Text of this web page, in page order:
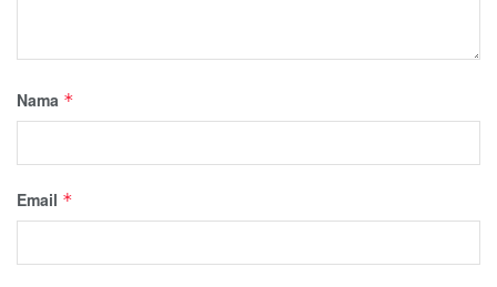
Nama *
Email *